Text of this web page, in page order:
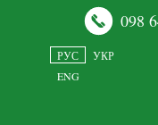
098
РУС
УКР
ENG